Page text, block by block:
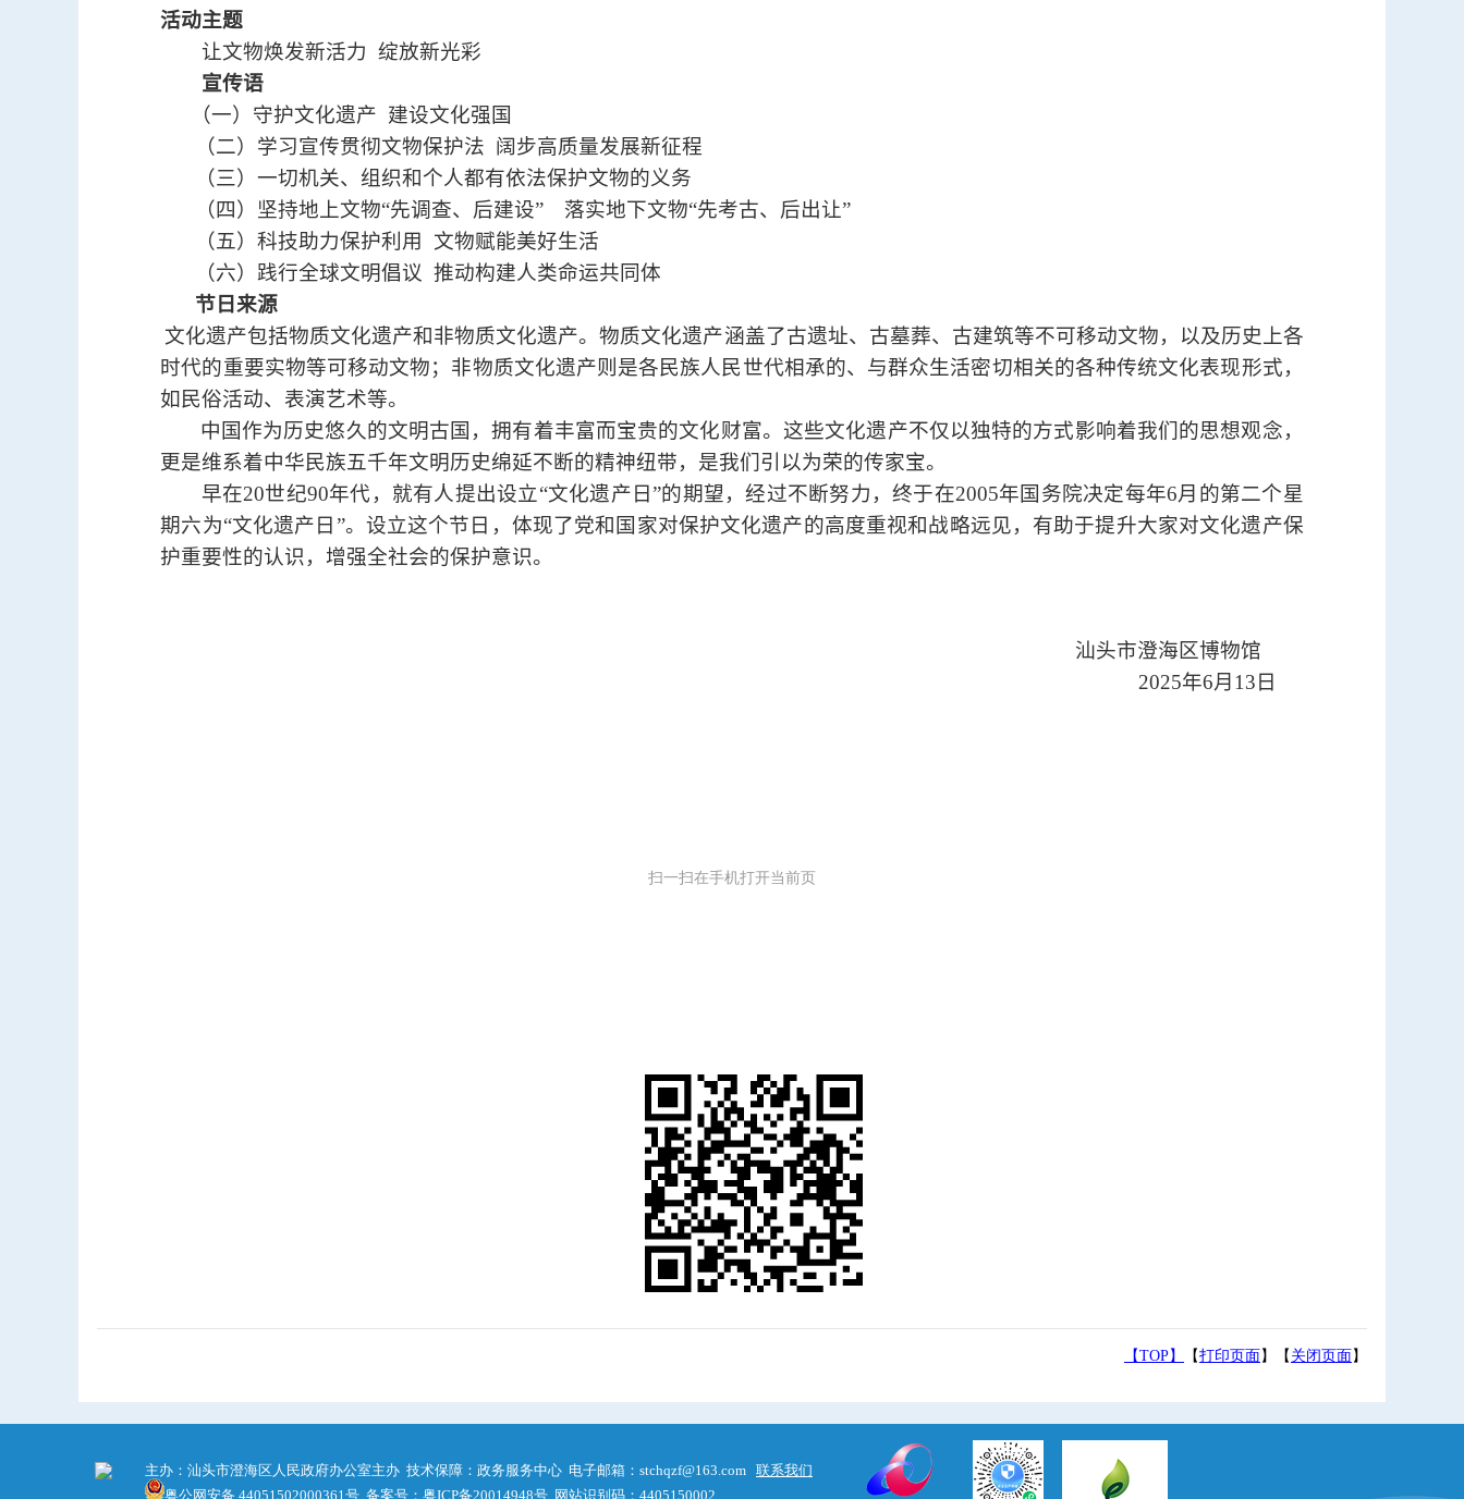
活动主题
让文物焕发新活力 绽放新光彩
宣传语
（一）守护文化遗产 建设文化强国
（二）学习宣传贯彻文物保护法 阔步高质量发展新征程
（三）一切机关、组织和个人都有依法保护文物的义务
（四）坚持地上文物“先调查、后建设” 落实地下文物“先考古、后出让”
（五）科技助力保护利用 文物赋能美好生活
（六）践行全球文明倡议 推动构建人类命运共同体
节日来源
文化遗产包括物质文化遗产和非物质文化遗产。物质文化遗产涵盖了古遗址、古墓葬、古建筑等不可移动文物，以及历史上各
时代的重要实物等可移动文物；非物质文化遗产则是各民族人民世代相承的、与群众生活密切相关的各种传统文化表现形式，
如民俗活动、表演艺术等。
中国作为历史悠久的文明古国，拥有着丰富而宝贵的文化财富。这些文化遗产不仅以独特的方式影响着我们的思想观念，
更是维系着中华民族五千年文明历史绵延不断的精神纽带，是我们引以为荣的传家宝。
早在20世纪90年代，就有人提出设立“文化遗产日”的期望，经过不断努力，终于在2005年国务院决定每年6月的第二个星
期六为“文化遗产日”。设立这个节日，体现了党和国家对保护文化遗产的高度重视和战略远见，有助于提升大家对文化遗产保
护重要性的认识，增强全社会的保护意识。
汕头市澄海区博物馆
2025年6月 13 日
扫一扫在手机打开当前页
【TOP】 【打印页面 】【 关闭页面 】
主办：汕头市澄海区人民政府办公室主办 技术保障：政务服务中心 电子邮箱：stchqzf@163.com 联系我们
粤公网安备 44051502000361号 备案号：粤ICP备20014948号 网站识别码：4405150002